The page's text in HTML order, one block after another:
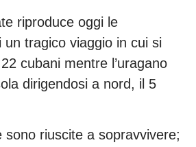
riproduce oggi le
un tragico viaggio in cui si
cubani mentre l’uragano
dirigendosi a nord, il 5
sono riuscite a sopravvivere;